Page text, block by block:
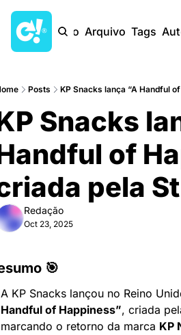
Início Arquivo Tags
Posts KP Snacks lança “A Handful
Snacks
of
pela St
Redação
Oct 23, 2025
🎯
A KP Snacks lançou no Reino
Handful of Happiness”, criada
marcando o retorno da marca KP